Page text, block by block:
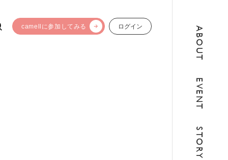
camellに参加してみる ログイン ABOUT
EVENT
STORY